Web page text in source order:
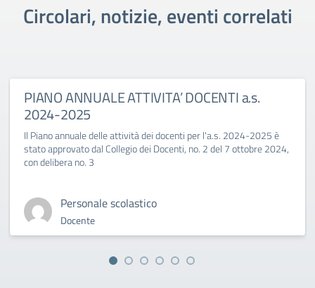
Circolari, notizie, eventi correlati
PIANO ANNUALE ATTIVITA’ DOCENTI a.s.
2024-2025
Il Piano annuale delle attività dei docenti per l'a.s. 2024-2025 è
stato approvato dal Collegio dei Docenti, no. 2 del 7 ottobre 2024,
con delibera no. 3
Personale scolastico
Docente